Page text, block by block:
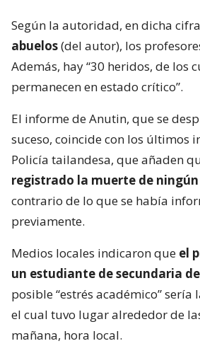
Según la autoridad, en dicha cifra
abuelos(del autor), los
Además, hay “30 heridos, de los
permanecen en estado crítico”.
El informe de Anutin, que se
suceso, coincide con los últimos
Policía tailandesa, que añaden
registrado la muerte de
contrario de lo que se había
previamente.
Medios locales indicaron que el
un estudiante de secundaria
posible “estrés académico”
el cual tuvo lugar alrededor de
mañana, hora local.